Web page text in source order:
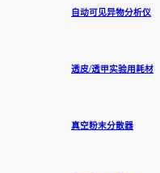
自动可见异物分析仪
透皮/透甲实验用耗材
真空粉末分散器